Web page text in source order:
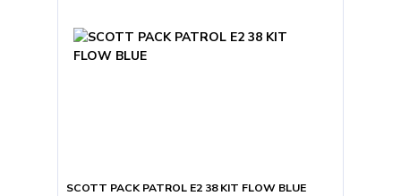
SCOTT PACK PATROL E2 38 KIT FLOW BLUE